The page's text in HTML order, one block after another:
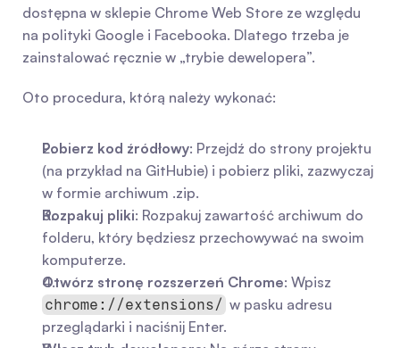
dostępna w sklepie Chrome Web Store ze względu
na polityki Google i Facebooka. Dlatego trzeba je
zainstalować ręcznie w „trybie dewelopera”.
Oto procedura, którą należy wykonać:
Pobierz kod źródłowy: Przejdź do strony projektu
(na przykład na GitHubie) i pobierz pliki, zazwyczaj
w formie archiwum .zip.
Rozpakuj pliki: Rozpakuj zawartość archiwum do
folderu, który będziesz przechowywać na swoim
komputerze.
Otwórz stronę rozszerzeń Chrome
chrome://extensions/ w pasku adresu
przeglądarki i naciśnij Enter.